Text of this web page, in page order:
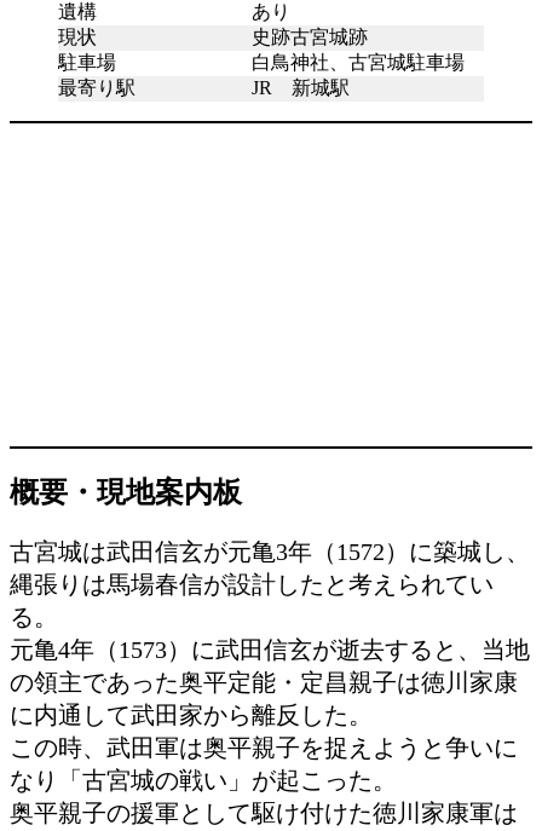
遺構
あり
現状
史跡古宮城跡
駐車場
白鳥神社、古宮城駐車場
最寄り駅
JR 新城駅
概要・現地案内板
古宮城は武田信玄が元亀3年（1572）に築城し、
縄張りは馬場春信が設計したと考えられてい
る。
元亀4年（1573）に武田信玄が逝去すると、当地
の領主であった奥平定能・定昌親子は徳川家康
に内通して武田家から離反した。
この時、武田軍は奥平親子を捉えようと争いに
なり「古宮城の戦い」が起こった。
奥平親子の援軍として駆け付けた徳川家康軍は